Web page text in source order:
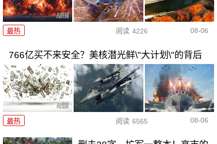
最热 阅读 4226 08-06
766亿买不来安全？美核潜光鲜\"大计划\"的背后
最热 阅读 6565 08-06